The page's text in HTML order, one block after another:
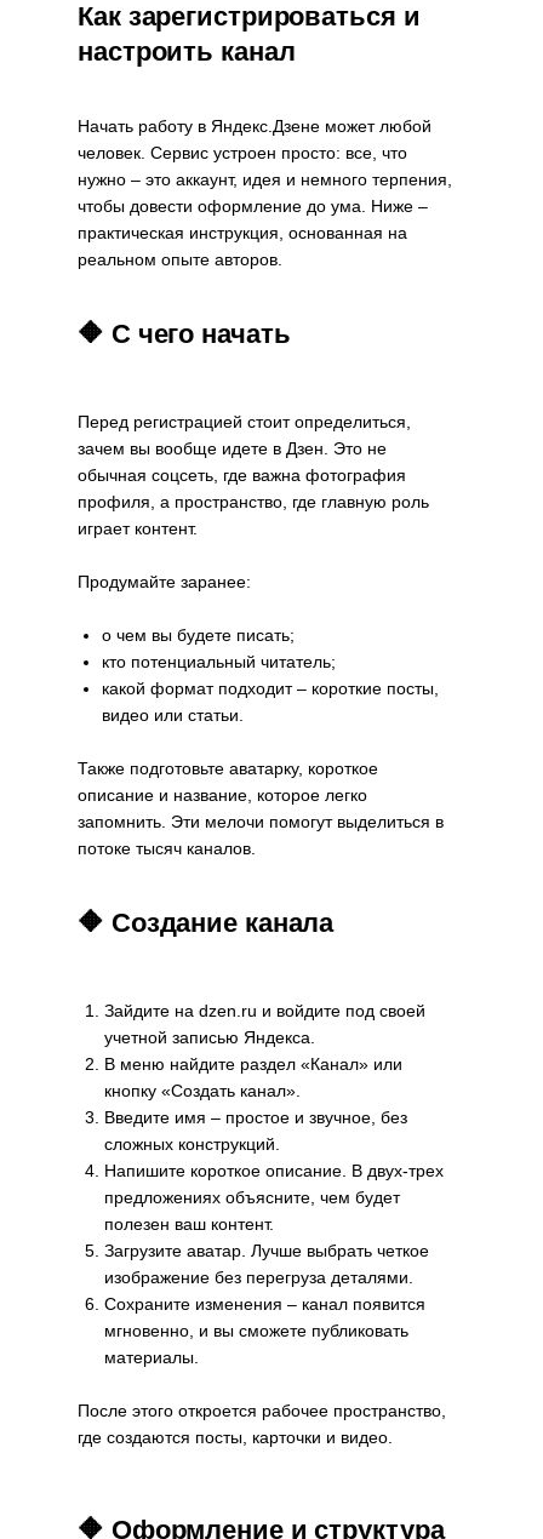
Как зарегистрироваться и
настроить канал
Начать работу в Яндекс.Дзене может любой
человек. Сервис устроен просто: все, что
нужно – это аккаунт, идея и немного терпения,
чтобы довести оформление до ума. Ниже –
практическая инструкция, основанная на
реальном опыте авторов.
🔶 С чего начать
Перед регистрацией стоит определиться,
зачем вы вообще идете в Дзен. Это не
обычная соцсеть, где важна фотография
профиля, а пространство, где главную роль
играет контент.
Продумайте заранее:
о чем вы будете писать;
кто потенциальный читатель;
какой формат подходит – короткие посты,
видео или статьи.
Также подготовьте аватарку, короткое
описание и название, которое легко
запомнить. Эти мелочи помогут выделиться в
потоке тысяч каналов.
🔶 Создание канала
Зайдите на dzen.ru и войдите под своей
учетной записью Яндекса.
В меню найдите раздел «Канал» или
кнопку «Создать канал».
Введите имя – простое и звучное, без
сложных конструкций.
Напишите короткое описание. В двух-трех
предложениях объясните, чем будет
полезен ваш контент.
Загрузите аватар. Лучше выбрать четкое
изображение без перегруза деталями.
Сохраните изменения – канал появится
мгновенно, и вы сможете публиковать
материалы.
После этого откроется рабочее пространство,
где создаются посты, карточки и видео.
🔶 Оформление и структура